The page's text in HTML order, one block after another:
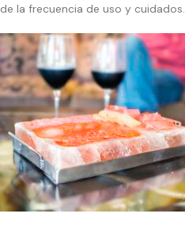
de la frecuencia de uso y cuidados.